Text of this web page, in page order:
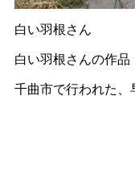
白い羽根さん
白い羽根さんの作品
千曲市で行われた、